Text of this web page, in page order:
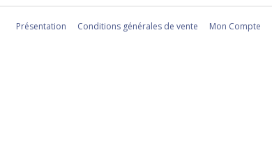
Présentation Conditions générales de vente Mon Compte